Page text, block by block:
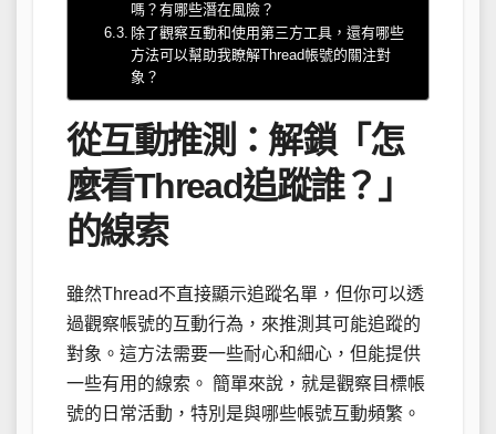
嗎？有哪些潛在風險？
除了觀察互動和使用第三方工具，還有哪些
方法可以幫助我瞭解Thread帳號的關注對
象？
從互動推測：解鎖「怎
麼看Thread追蹤誰？」
的線索
雖然Thread不直接顯示追蹤名單，但你可以透
過觀察帳號的互動行為，來推測其可能追蹤的
對象。這方法需要一些耐心和細心，但能提供
一些有用的線索。 簡單來說，就是觀察目標帳
號的日常活動，特別是與哪些帳號互動頻繁。